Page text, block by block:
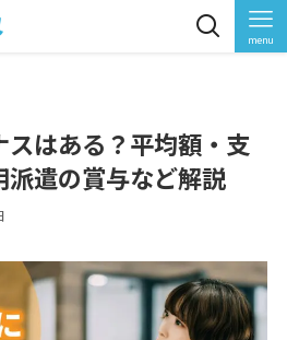
menu
はある？平均額・支
遣の賞与など解説